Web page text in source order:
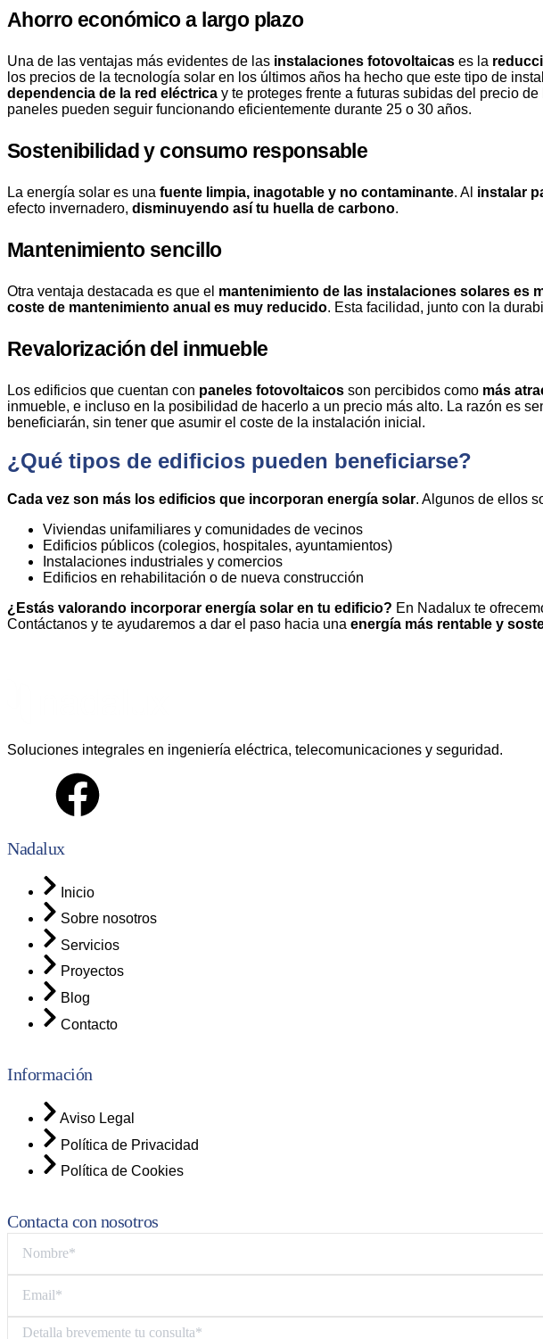
Ahorro económico a largo plazo
Una de las ventajas más evidentes de las instalaciones fotovoltaicas es la
los precios de la tecnología solar en los últimos años ha hecho que este tipo de
dependencia de la red eléctrica y te proteges frente a futuras subidas del precio
paneles pueden seguir funcionando eficientemente durante 25 o 30 años.
Sostenibilidad y consumo responsable
La energía solar es una fuente limpia, inagotable y no contaminante. Al instalar
efecto invernadero, disminuyendo así tu huella de carbono.
Mantenimiento sencillo
Otra ventaja destacada es que el mantenimiento de las instalaciones solares es
coste de mantenimiento anual es muy reducido. Esta facilidad, junto con la
Revalorización del inmueble
Los edificios que cuentan con paneles fotovoltaicos son percibidos como más
inmueble, e incluso en la posibilidad de hacerlo a un precio más alto. La razón es
beneficiarán, sin tener que asumir el coste de la instalación inicial.
¿Qué tipos de edificios pueden beneficiarse?
Cada vez son más los edificios que incorporan energía solar. Algunos de ellos
Viviendas unifamiliares y comunidades de vecinos
Edificios públicos (colegios, hospitales, ayuntamientos)
Instalaciones industriales y comercios
Edificios en rehabilitación o de nueva construcción
¿Estás valorando incorporar energía solar en tu edificio? En Nadalux te
Contáctanos y te ayudaremos a dar el paso hacia una energía más rentable y
Soluciones integrales en ingeniería eléctrica, telecomunicaciones y seguridad.
Nadalux
Inicio
Sobre nosotros
Servicios
Proyectos
Blog
Contacto
Información
Aviso Legal
Política de Privacidad
Política de Cookies
Contacta con nosotros